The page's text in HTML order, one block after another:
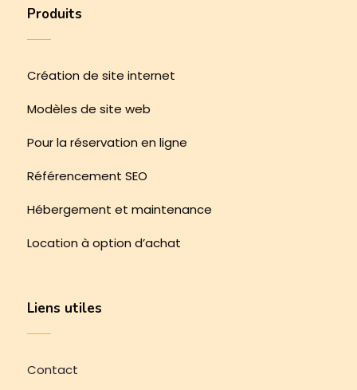
Produits
Création de site internet
Modèles de site web
Pour la réservation en ligne
Référencement SEO
Hébergement et maintenance
Location à option d’achat
Liens utiles
Contact